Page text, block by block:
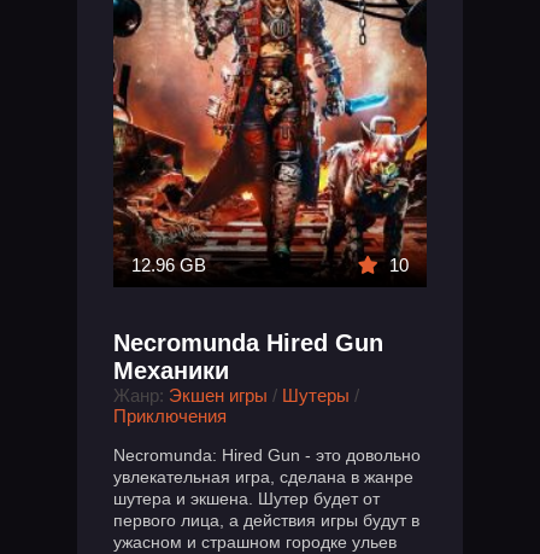
12.96 GB 10
Necromunda Hired Gun
Механики
Жанр: Экшен игры / Шутеры /
Приключения
Necromunda: Hired Gun - это довольно
увлекательная игра, сделана в жанре
шутера и экшена. Шутер будет от
первого лица, а действия игры будут в
ужасном и страшном городке ульев